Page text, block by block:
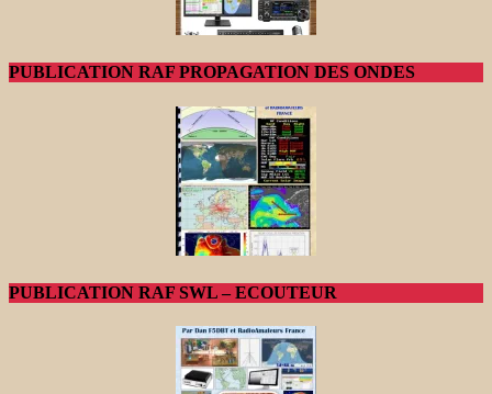
PUBLICATION RAF PROPAGATION DES ONDES
PUBLICATION RAF SWL – ECOUTEUR